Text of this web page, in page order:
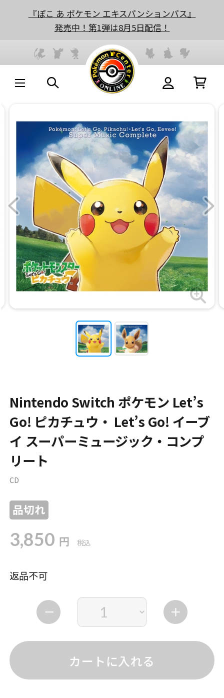
『ぽこ あ ポケモン エキスパンションパス』
発売中！第1弾は8月5日配信！
Nintendo Switch ポケモン Let’s
Go! ピカチュウ・ Let’s Go! イーブ
イ スーパーミュージック・コンプ
リート
CD
品切れ
3,850 円 税込
返品不可
カートに入れる